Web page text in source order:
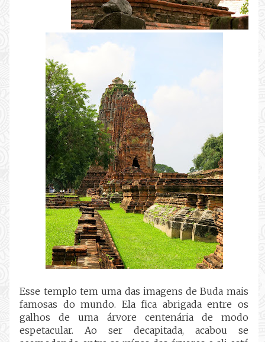
Esse templo tem uma das imagens de Buda mais
famosas do mundo. Ela fica abrigada entre os
galhos de uma árvore centenária de modo
espetacular. Ao ser decapitada, acabou se